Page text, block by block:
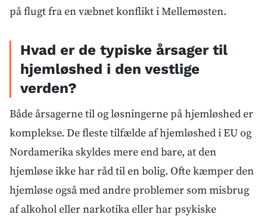
på flugt fra en væbnet konflikt i Mellemøsten.
Hvad er de typiske årsager til
hjemløshed i den vestlige
verden?
Både årsagerne til og løsningerne på hjemløshed er
komplekse. De fleste tilfælde af hjemløshed i EU og
Nordamerika skyldes mere end bare, at den
hjemløse ikke har råd til en bolig. Ofte kæmper den
hjemløse også med andre problemer som misbrug
af alkohol eller narkotika eller har psykiske